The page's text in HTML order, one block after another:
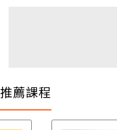
推薦課程